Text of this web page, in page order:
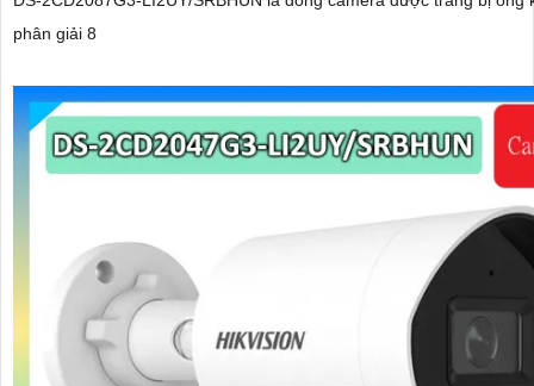
phân giải 8